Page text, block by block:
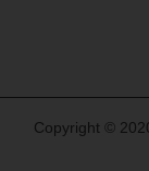
Copyright ©